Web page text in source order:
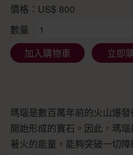
價格： US$ 800
數量
加入購物車
立即
瑪瑙是數百萬年前的火山爆
開始形成的寶石。因此，瑪
著火的能量，能夠突破一切